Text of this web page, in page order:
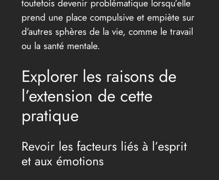
toutefois devenir problématique lorsqu’elle
prend une place compulsive et empiète sur
d’autres sphères de la vie, comme le travail
ou la santé mentale.
Explorer les raisons de
l’extension de cette
pratique
Revoir les facteurs liés à l’esprit
et aux émotions